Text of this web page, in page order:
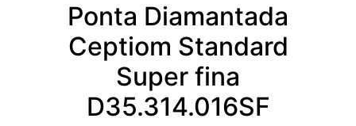
Ponta Diamantada
Ceptiom Standard
Super fina
D35.314.016SF